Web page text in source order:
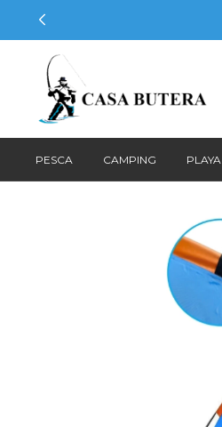
PESCA CAMPING PLAYA